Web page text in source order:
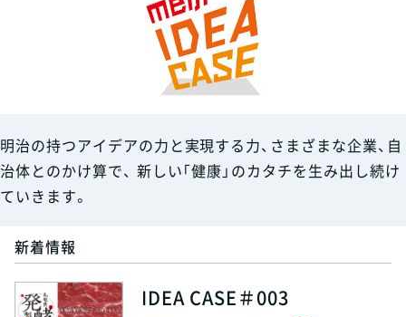
明治の持つアイデアの力と実現する力、さまざまな企業、自
治体とのかけ算で、 新しい「健康」のカタチを生み出し続け
ていきます。
新着情報
IDEA CASE＃003